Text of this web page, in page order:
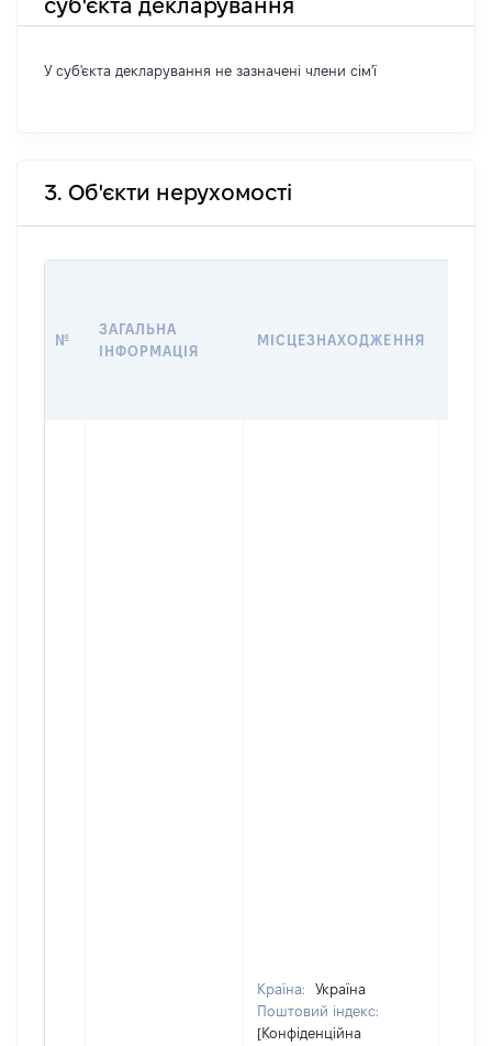
суб'єкта декларування
У суб'єкта декларування не зазначені члени сім'ї
3. Об'єкти нерухомості
№
ЗАГАЛЬНА
ІНФОРМАЦІЯ
МІСЦЕЗНАХОДЖЕННЯ
Країна:
Україна
Поштовий індекс:
[Конфіденційна